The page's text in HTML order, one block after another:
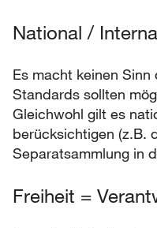
National /
Es macht keinen
Standards sollten
Gleichwohl gilt es
berücksichtigen (z.B.
Separatsammlung in
Freiheit =